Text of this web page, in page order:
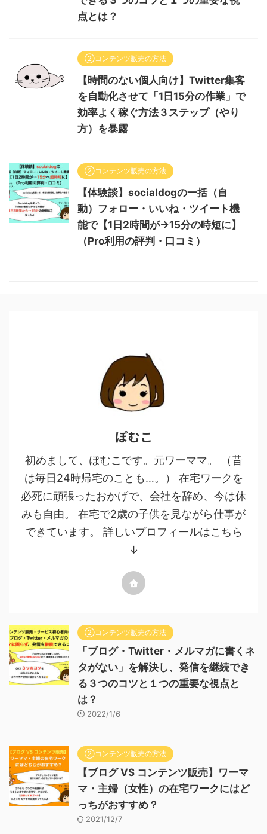
点とは？
②コンテンツ販売の方法
【時間のない個人向け】Twitter集客
を自動化させて「1日15分の作業」で
効率よく稼ぐ方法３ステップ（やり
方）を暴露
②コンテンツ販売の方法
【体験談】socialdogの一括（自
動）フォロー・いいね・ツイート機
能で【1日2時間が→15分の時短に】
（Pro利用の評判・口コミ）
ぽむこ
初めまして、ぽむこです。元ワーママ。 （昔
は毎日24時帰宅のことも…。） 在宅ワークを
必死に頑張ったおかげで、会社を辞め、今は休
みも自由。 在宅で2歳の子供を見ながら仕事が
できています。 詳しいプロフィールはこちら
↓
②コンテンツ販売の方法
「ブログ・Twitter・メルマガに書くネ
タがない」を解決し、発信を継続でき
る３つのコツと１つの重要な視点と
は？
2022/1/6
②コンテンツ販売の方法
【ブログ VS コンテンツ販売】ワーマ
マ・主婦（女性）の在宅ワークにはど
っちがおすすめ？
2021/12/7